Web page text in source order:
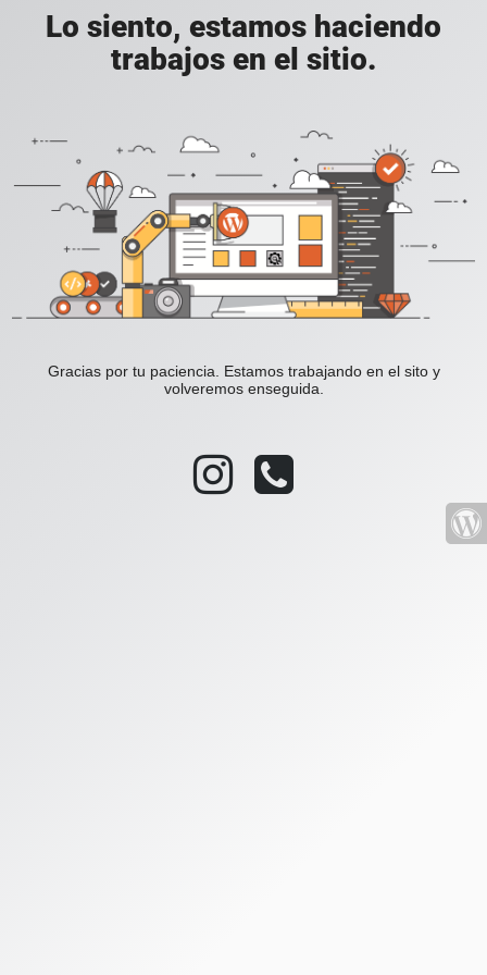
Lo siento, estamos haciendo
trabajos en el sitio.
Gracias por tu paciencia. Estamos trabajando en el sito y
volveremos enseguida.